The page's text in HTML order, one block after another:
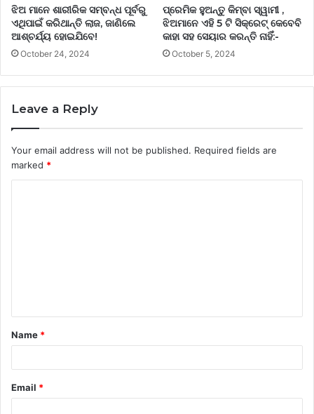
ଝିଅ ମାନେ ଶାରୀରିକ ସମ୍ବନ୍ଧ ପୂର୍ବରୁ
ଏଥିପାଇଁ କରିଥାନ୍ତି ଲାଜ, ଜାଣିଲେ
ଆଶ୍ଚର୍ଯ୍ୟ ହୋଇଯିବେ!
October 24, 2024
ପ୍ରେମିକ ହୁଅନ୍ତୁ କିମ୍ବା ସ୍ୱାମୀ ,
ଝିଅମାନେ ଏହି 5 ଟି ସିକ୍ରେଟ୍ କେବେବି
କାହା ସହ ସେୟାର କରନ୍ତି ନାହିଁ:-
October 5, 2024
Leave a Reply
Your email address will not be published. Required fields are
marked *
t
*
Name *
Email *